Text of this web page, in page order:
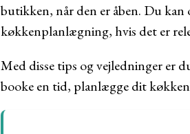
butikken, når den er åben. Du
køkkenplanlægning, hvis det er
Med disse tips og vejledninger er
booke en tid, planlægge dit